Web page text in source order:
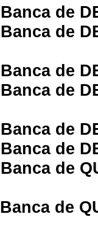
Banca de
Banca de
Banca de
Banca de
Banca de
Banca de
Banca de
Banca de